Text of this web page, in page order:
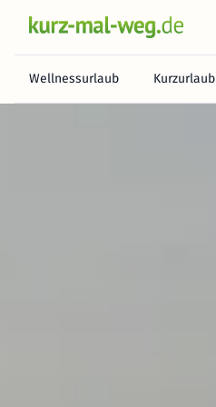
Wellnessurlaub Kurzurlaub